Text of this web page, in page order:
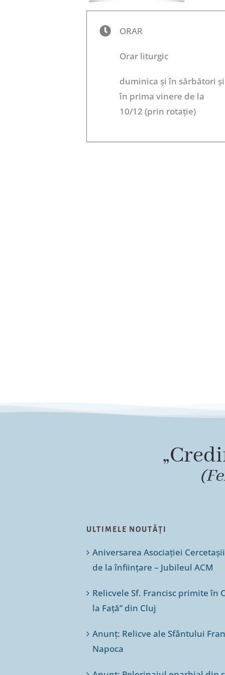
ORAR
Orar liturgic
duminica și în sărbători și
în prima vinere de la
10/12 (prin rotație)
ULTIMELE NOUTĂȚI
Aniversarea Asociației
de la înființare – Jubileul ACM
Relicvele Sf. Francisc primite în
la Față” din Cluj
Anunț: Relicve ale Sfântului
Napoca